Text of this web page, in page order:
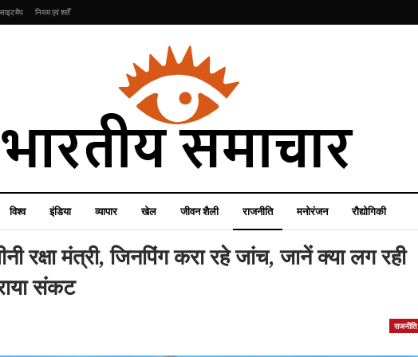
साइटमैप नियम एवं शर्तें
विश्व इंडिया व्यापार खेल जीवन शैली राजनीति मनोरंजन रौद्योगिकी
रक्षा मंत्री, जिनपिंग करा रहे जांच, जानें क्या लग रही
संकट
राजनीति
मनोरंजन